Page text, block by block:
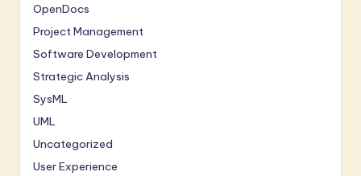
OpenDocs
Project Management
Software Development
Strategic Analysis
SysML
UML
Uncategorized
User Experience